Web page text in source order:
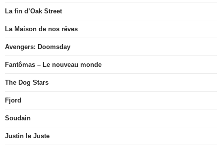
La fin d’Oak Street
La Maison de nos rêves
Avengers: Doomsday
Fantômas – Le nouveau monde
The Dog Stars
Fjord
Soudain
Justin le Juste